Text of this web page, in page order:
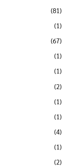
(81)
(1)
(67)
(1)
(1)
(2)
(1)
(1)
(4)
(1)
(2)